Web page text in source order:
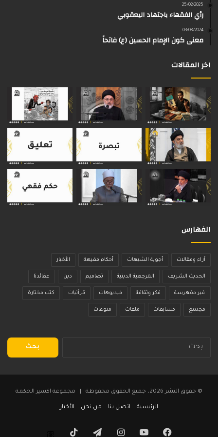
م
25/02/2025
رأي الفقهاء باجتهاد اليعقوبي
03/08/2024
معنى كون الإمام الحسين (ع) فاتحاً
اخر المقالات
الفهارس
آراء ومقالات أجوبة الشبهات أحكام فقيهة الأخبار
الحديث الشريف المرجعية الدينية تصاميم دين عقائدنا
غير مفهرسة فكر وثقافة فيديوهات قرآنيات كتب مختارة
مجتمع مسابقات ملفات منوعات
البحث
© حقوق النشر 2026، جميع الحقوق محفوظة | مجموعة اكسير الحكمة
الرئيسية اتصل بنا من نحن الأخبار
فيسبوكيوتيوب انستقرامتيلقرام